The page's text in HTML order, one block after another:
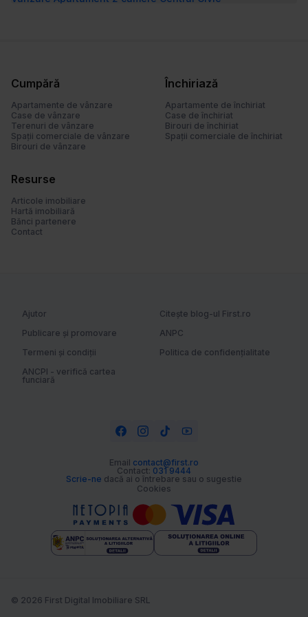
Cumpără
Apartamente de vânzare
Case de vânzare
Terenuri de vânzare
Spații comerciale de vânzare
Birouri de vânzare
Închiriază
Apartamente de închiriat
Case de închiriat
Birouri de închiriat
Spații comerciale de închiriat
Resurse
Articole imobiliare
Hartă imobiliară
Bănci partenere
Contact
Ajutor
Citește blog-ul First.ro
Publicare și promovare
ANPC
Termeni și condiții
Politica de confidențialitate
ANCPI - verifică cartea
funciară
Email contact@first.ro
Contact: 031 9444
Scrie-ne dacă ai o întrebare sau o sugestie
Cookies
© 2026 First Digital Imobiliare SRL